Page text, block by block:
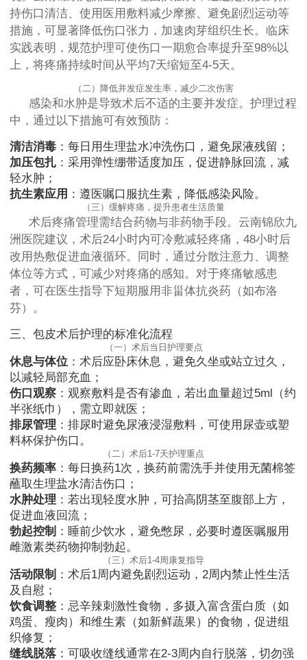
持伤口清洁、使用医用敷料减少摩擦、避免剧烈运动等
措施，可显著降低伤口张力，加速肉芽组织生长。临床
实践表明，规范护理可使伤口一期愈合率提升至98%以
上，将疼痛持续时间从平均7天缩短至4-5天。
（二）降低并发症发生率，减少二次伤害
感染和水肿是导致术后不适的主要并发症。护理过程
中，通过以下措施可有效预防：
清洁消毒 ：每日用生理盐水冲洗伤口，避免尿液残留；
加压包扎 ：采用弹性绷带适度加压，促进静脉回流，减
轻水肿；
抗生素应用 ：遵医嘱口服抗生素，降低感染风险。
（三）缓解疼痛，提升患者生活质量
术后疼痛管理需结合药物与非药物手段。云南锦欣九
洲医院建议，术后24小时内可冷敷减轻疼痛，48小时后
改用热敷促进血液循环。同时，通过分散注意力、调整
体位等方式，可减少对疼痛的感知。对于疼痛敏感患
者，可在医生指导下短期服用非甾体抗炎药（如布洛
芬）。
三、包皮术后护理的标准化流程
（一）术后当日护理要点
休息与体位 ：术后应卧床休息，避免久坐或站立过久，
以减轻局部充血；
伤口观察 ：观察敷料是否有渗血，若出血量超过5ml（约
半张纸巾），需立即就医；
排尿管理 ：排尿时避免尿液浸湿敷料，可使用尿壶或塑
料杯保护伤口。
（二）术后1-7天护理重点
换药频率 ：每日换药1次，换药前需洗手并使用无菌棉签
蘸取生理盐水清洁伤口；
水肿处理 ：若出现轻度水肿，可抬高阴茎至腹部上方，
促进血液回流；
勃起控制 ：睡前少饮水，避免憋尿，必要时遵医嘱服用
雌激素类药物抑制勃起。
（三）术后1-4周康复指导
活动限制 ：术后1周内避免剧烈运动，2周内禁止性生活
及自慰；
饮食调整 ：忌辛辣刺激性食物，多摄入富含蛋白质（如
鸡蛋、瘦肉）和维生素（如新鲜蔬果）的食物，促进组
织修复；
缝线脱落 ：可吸收缝线通常在2-3周内自行脱落，切勿强